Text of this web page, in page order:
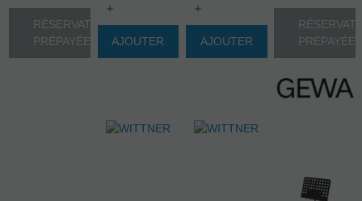
RÉSERVATION
PRÉPAYÉE
+
AJOUTER
+
AJOUTER
PRÉPAYÉE